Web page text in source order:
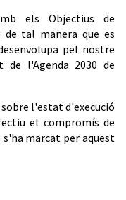
els Objectius de
de tal manera que es
pel nostre
de l'Agenda 2030 de
l'estat d'execució
el compromís de
marcat per aquest